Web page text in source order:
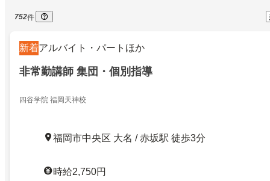
752件
新着アルバイト・パートほか
非常勤講師 集団・個別指導
四谷学院 福岡天神校
福岡市中央区 大名 / 赤坂駅 徒歩3分
時給2,750円